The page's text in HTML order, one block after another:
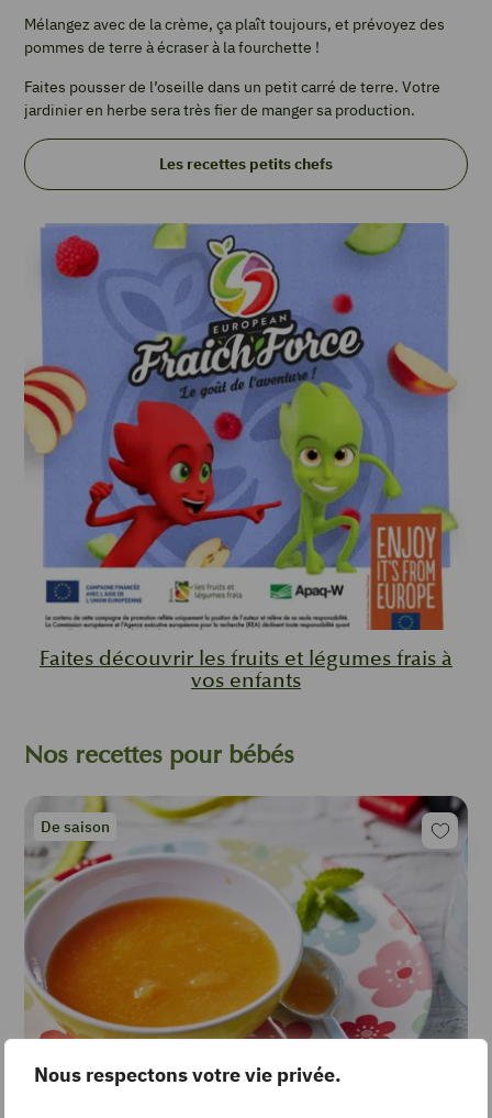
Nous respectons votre vie privée.
Mélangez avec de la crème, ça plaît toujours, et prévoyez des
pommes de terre à écraser à la fourchette !
Faites pousser de l’oseille dans un petit carré de terre. Votre
jardinier en herbe sera très fier de manger sa production.
Les recettes petits chefs
Faites découvrir les fruits et légumes frais à
vos enfants
Nos recettes pour bébés
De saison